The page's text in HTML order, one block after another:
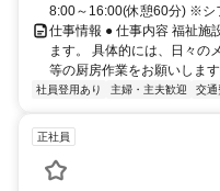
8:00～16:00(休憩60分) ※シ
仕事情報 ● 仕事内容 福祉施
ます。 具体的には、日々の
等の厨房作業をお願いしま
社員登用あり 主婦・主夫歓迎 交通
正社員